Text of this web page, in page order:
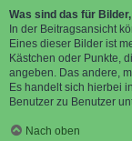
Was sind das für
In der Beitragsansicht
Eines dieser Bilder ist
Kästchen oder Punkte,
angeben. Das andere,
Es handelt sich hierbei
Benutzer zu Benutzer
Nach oben